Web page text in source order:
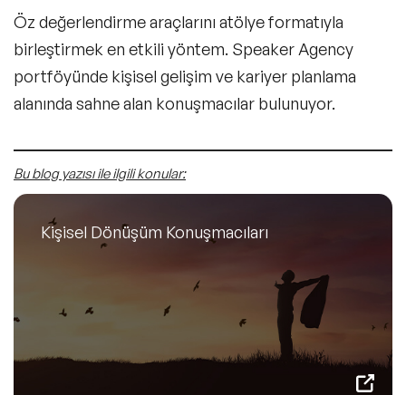
Öz değerlendirme araçlarını atölye formatıyla
birleştirmek en etkili yöntem. Speaker Agency
portföyünde kişisel gelişim ve kariyer planlama
alanında sahne alan konuşmacılar bulunuyor.
Bu blog yazısı ile ilgili konular:
Kişisel Dönüşüm Konuşmacıları